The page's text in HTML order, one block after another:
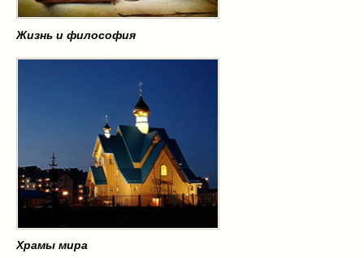
Жизнь и философия
Храмы мира